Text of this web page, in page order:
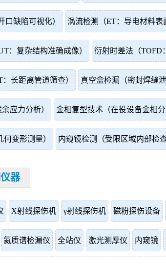
口缺陷可视化） 涡流检测（ET：导电材料表
：复杂结构准确成像） 衍射时差法（TOFD
长距离管道筛查） 真空盒检漏（密封焊缝泄
应力分析） 金相复型技术（在役设备金相分
变形测量） 内窥镜检测（受限区域内部检查
器
X射线探伤机 γ射线探伤机 磁粉探伤设备
氦质谱检漏仪 全站仪 激光测厚仪 内窥镜